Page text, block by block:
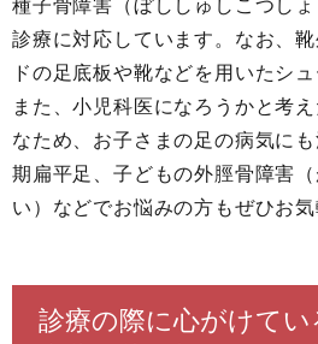
種子骨障害（ぼししゅしこつし
診療に対応しています。なお、
ドの足底板や靴などを用いたシ
また、小児科医になろうかと考
なため、お子さまの足の病気に
期扁平足、子どもの外脛骨障害
い）などでお悩みの方もぜひお気
診療の際に心がけてい